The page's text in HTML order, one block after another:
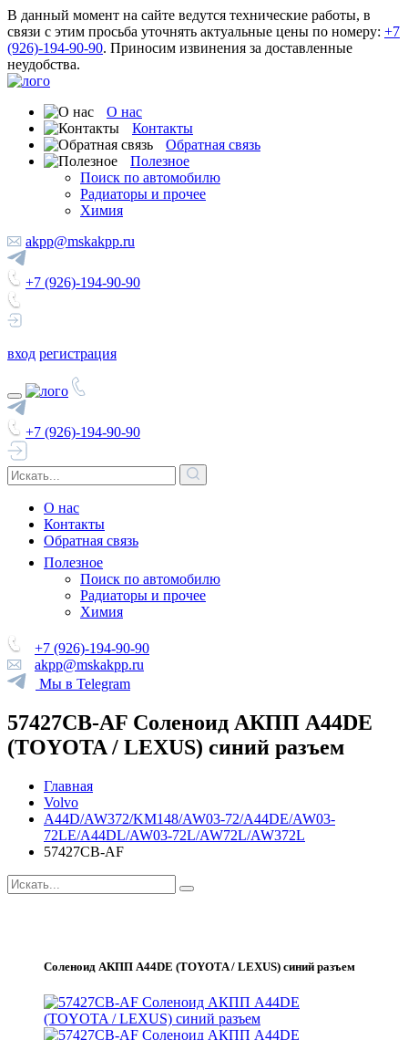
В данный момент на сайте ведутся технические работы, в
связи с этим просьба уточнять актуальные цены по номеру: +7
(926)-194-90-90. Приносим извинения за доставленные
неудобства.
О нас
Контакты
Обратная связь
Полезное
Поиск по автомобилю
Радиаторы и прочее
Химия
akpp@mskakpp.ru
+7 (926)-194-90-90
вход регистрация
+7 (926)-194-90-90
О нас
Контакты
Обратная связь
Полезное
Поиск по автомобилю
Радиаторы и прочее
Химия
+7 (926)-194-90-90
akpp@mskakpp.ru
Мы в Telegram
57427CB-AF Соленоид АКПП A44DE
(TOYOTA / LEXUS) синий разъем
Главная
Volvo
A44D/AW372/KM148/AW03-72/A44DE/AW03-
72LE/A44DL/AW03-72L/AW72L/AW372L
57427CB-AF
Соленоид АКПП A44DE (TOYOTA / LEXUS) синий разъем